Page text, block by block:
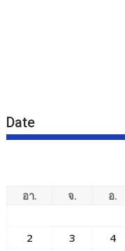
Date
อา. จ. อ.
2
3 4